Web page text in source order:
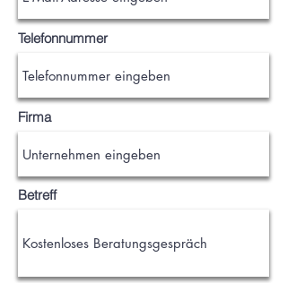
Telefonnummer
Firma
Betreff